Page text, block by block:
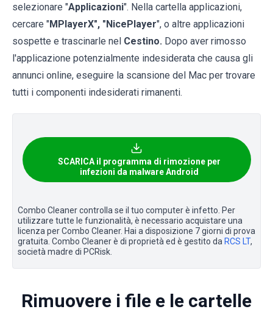
selezionare "Applicazioni". Nella cartella applicazioni,
cercare "MPlayerX", "NicePlayer", o altre applicazioni
sospette e trascinarle nel Cestino. Dopo aver rimosso
l'applicazione potenzialmente indesiderata che causa gli
annunci online, eseguire la scansione del Mac per trovare
tutti i componenti indesiderati rimanenti.
SCARICA il programma di rimozione per
infezioni da malware Android
Combo Cleaner controlla se il tuo computer è infetto. Per
utilizzare tutte le funzionalità, è necessario acquistare una
licenza per Combo Cleaner. Hai a disposizione 7 giorni di prova
gratuita. Combo Cleaner è di proprietà ed è gestito da RCS LT,
società madre di PCRisk.
Rimuovere i file e le cartelle